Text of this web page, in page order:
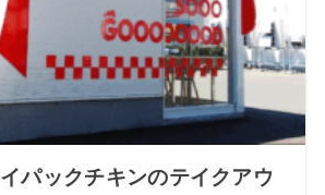
イパックチキンのテイクアウ